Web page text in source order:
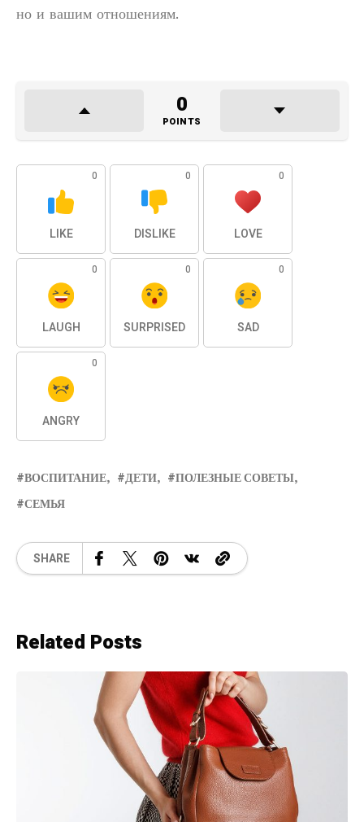
но и вашим отношениям.
0
POINTS
0
LIKE
0
DISLIKE
0
LOVE
0
LAUGH
0
SURPRISED
0
SAD
0
ANGRY
ВОСПИТАНИЕ ДЕТИ
ПОЛЕЗНЫЕ СОВЕТЫ
СЕМЬЯ
SHARE
Related Posts